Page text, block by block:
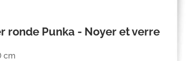
ronde Punka - Noyer et verre
cm